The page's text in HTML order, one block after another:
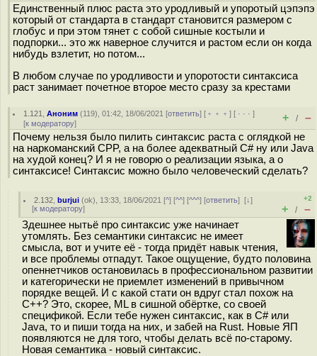
Единственный плюс раста это уродливый и упоротый цэпэпэ
который от стандарта в стандарт становится размером с
глобус и при этом тянет с собой сишные костыли и
подпорки... это жк наверное случится и растом если он когда
нибудь взлетит, но потом...
В любом случае по уродливости и упоротости синтаксиса
раст занимает почетное второе место сразу за крестами
1.121 ,Аноним (119), 01:42, 18/06/2021 [ответить] [ ﹢﹢﹢] [ · · ·]
[к модератору] + / –
Почему нельзя было пилить синтаксис раста с оглядкой не
на наркоманский CPP, а на более адекватный C# ну или Java
на худой конец? И я не говорю о реализации языка, а о
синтаксисе! Синтаксис можно было человеческий сделать?
2.132 ,burjui (ok), 13:33, 18/06/2021 [^] [^^] [^^^] [ответить][↓]
[к модератору]
+2
+ / –
Здешнее нытьё про синтаксис уже начинает
утомлять. Без семантики синтаксис не имеет
смысла, вот и учите её - тогда придёт навык чтения,
и все проблемы отпадут. Такое ощущение, будто половина
опеннетчиков остановилась в профессиональном развитии
и категорически не приемлет изменений в привычном
порядке вещей. И с какой стати он вдруг стал похож на
C++? Это, скорее, ML в сишной обёртке, со своей
спецификой. Если тебе нужен синтаксис, как в C# или
Java, то и пиши тогда на них, и забей на Rust. Новые ЯП
появляются не для того, чтобы делать всё по-старому.
Новая семантика - новый синтаксис.